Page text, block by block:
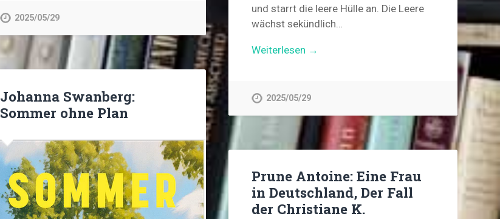
2025/05/29
und starrt die leere Hülle an. Die Leere
wächst sekündlich…
Weiterlesen →
2025/05/29
Johanna Swanberg:
Sommer ohne Plan
Prune Antoine: Eine Frau
in Deutschland, Der Fall
der Christiane K.